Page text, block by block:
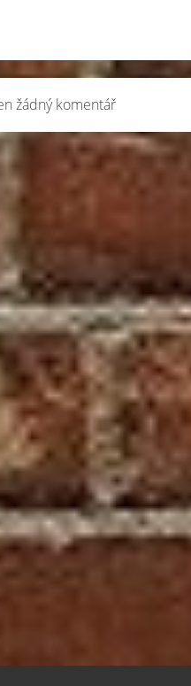
žádný komentář